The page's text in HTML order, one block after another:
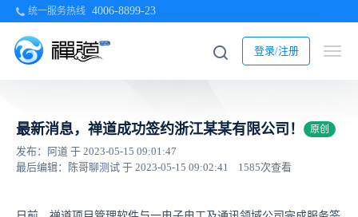
统一服务热线 4006-8899-23
登录/注册
最新消息，禅道成功签约浙江某某有限公司！ 原创
发布：阿道 于 2023-05-15 09:01:47
最后编辑：陈哥聊测试 于 2023-05-15 09:02:41
1585次查看